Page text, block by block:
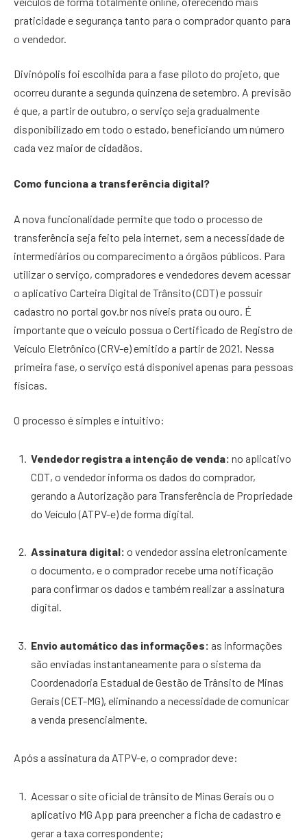
praticidade e segurança tanto para o comprador quanto para
o vendedor.
Divinópolis foi escolhida para a fase piloto do projeto, que
ocorreu durante a segunda quinzena de setembro. A previsão
é que, a partir de outubro, o serviço seja gradualmente
disponibilizado em todo o estado, beneficiando um número
cada vez maior de cidadãos.
Como funciona a transferência digital?
A nova funcionalidade permite que todo o processo de
transferência seja feito pela internet, sem a necessidade de
intermediários ou comparecimento a órgãos públicos. Para
utilizar o serviço, compradores e vendedores devem acessar
o aplicativo Carteira Digital de Trânsito (CDT) e possuir
cadastro no portal gov.br nos níveis prata ou ouro. É
importante que o veículo possua o Certificado de Registro de
Veículo Eletrônico (CRV-e) emitido a partir de 2021. Nessa
primeira fase, o serviço está disponível apenas para pessoas
físicas.
O processo é simples e intuitivo:
Vendedor registra a intenção de venda: no aplicativo
CDT, o vendedor informa os dados do comprador,
gerando a Autorização para Transferência de Propriedade
do Veículo (ATPV-e) de forma digital.
Assinatura digital: o vendedor assina eletronicamente
o documento, e o comprador recebe uma notificação
para confirmar os dados e também realizar a assinatura
digital.
Envio automático das informações: as informações
são enviadas instantaneamente para o sistema da
Coordenadoria Estadual de Gestão de Trânsito de Minas
Gerais (CET-MG), eliminando a necessidade de comunicar
a venda presencialmente.
Após a assinatura da ATPV-e, o comprador deve:
Acessar o site oficial de trânsito de Minas Gerais ou o
aplicativo MG App para preencher a ficha de cadastro e
gerar a taxa correspondente;